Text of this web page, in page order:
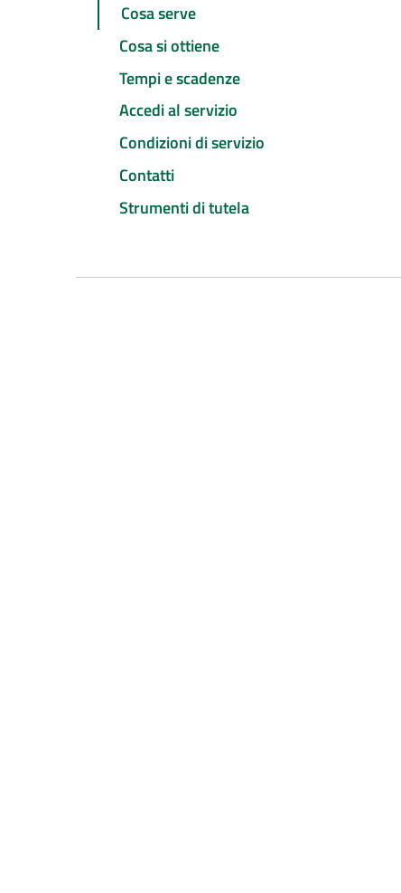
Cosa serve
Cosa si ottiene
Tempi e scadenze
Accedi al servizio
Condizioni di servizio
Contatti
Strumenti di tutela